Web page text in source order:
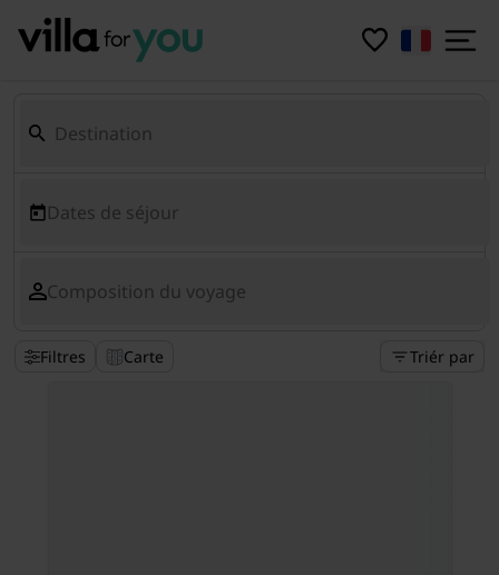
Dates de séjour
Composition du voyage
Filtres Carte Triér par